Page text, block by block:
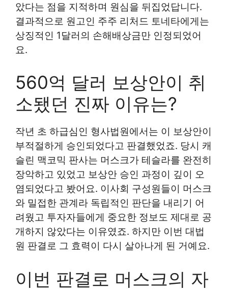
았다는 점을 지적하며 원심을 뒤집었답니다.
결과적으로 원고인 주주 리처드 토네타에게는
상징적인 1달러의 손해배상금만 인정되었어
요.
560억 달러 보상안이 취
소됐던 진짜 이유는?
작년 초 하급심인 형사법원에서는 이 보상안이
부적절하게 승인되었다고 판결했었죠. 당시 캐
슬린 맥코믹 판사는 머스크가 테슬라를 완전히
장악하고 있었고 보상안 승인 과정이 깊이 오
염되었다고 봤어요. 이사회 구성원들이 머스크
와 밀접한 관계라 독립적인 판단을 내리기 어
려웠고 투자자들에게 중요한 정보도 제대로 공
개하지 않았다는 이유였죠. 하지만 이번 대법
원 판결로 그 효력이 다시 살아나게 된 거예요.
이번 판결로 머스크의 자